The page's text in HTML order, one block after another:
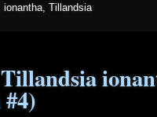
ionantha Tillandsia